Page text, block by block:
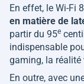
En effet, le Wi-Fi
en matière de
partir du 95e
indispensable
gaming, la réalité
En outre, avec